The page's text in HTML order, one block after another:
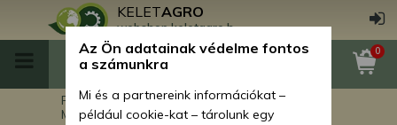
KELETAGRO
webshop.keletagro.hu
0
Főoldal
MTZ traktor alkatrészek
MTZ kormánymű (szervo és orbit) alkatrészek
Az Ön adatainak védelme fontos
a számunkra
Mi és a partnereink információkat –
például cookie-kat – tárolunk egy